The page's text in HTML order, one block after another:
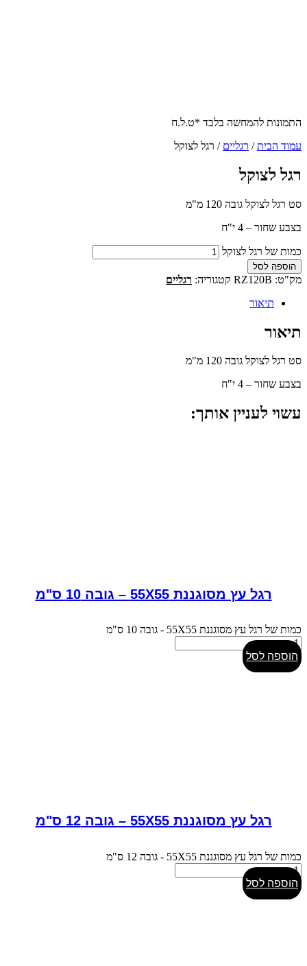
התמונות להמחשה בלבד *ט.ל.ח
עמוד הבית/ רגליים / רגל לצוקל
רגל לצוקל
סט רגל לצוקל גובה 120 מ"מ
בצבע שחור – 4 י"ח
כמות של רגל לצוקל
הוספה לסל
מק"ט: RZ120B קטגוריה: רגליים
תיאור
תיאור
סט רגל לצוקל גובה 120 מ"מ
בצבע שחור – 4 י"ח
עשוי לעניין אותך:
רגל עץ מסוגננת 55X55 – גובה 10 ס"מ
כמות של רגל עץ מסוגננת 55X55 - גובה 10 ס"מ
הוספה לסל
רגל עץ מסוגננת 55X55 – גובה 12 ס"מ
כמות של רגל עץ מסוגננת 55X55 - גובה 12 ס"מ
הוספה לסל